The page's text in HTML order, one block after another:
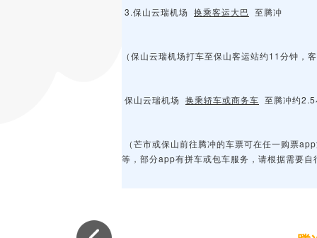
3.保山云瑞机场 换乘客运大巴 至腾冲
（保山云瑞机场打车至保山客运站约11分钟，
保山云瑞机场 换乘轿车或商务车 至腾冲约
（芒市或保山前往腾冲的车票可在任一购票
等，部分app有拼车或包车服务，请根据需要自